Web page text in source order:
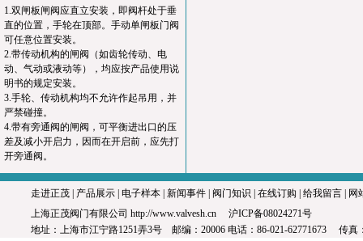
1.双闸板闸阀应直立安装，即阀杆处于垂
直的位置，手轮在顶部。手动单闸板门阀
可任意位置安装。
2.带传动机构的闸阀（如齿轮传动、电
动、气动或液动等），均应按产品使用说
明书的规定安装。
3.手轮、传动机构均不允许作起吊用，并
严禁碰撞。
4.带有旁通阀的闸阀，可平衡进出口的压
差及减小开启力，因而在开启前，应先打
开旁通阀。
走进正茂 产品展示 电子样本 新闻事件 阀门知识 在线订购 给我留言
网
上海正茂阀门有限公司 http://www.valvesh.cn
沪ICP备08024271号
地址：上海市江宁路1251弄3号 邮编：20006 电话：86-021-62771673 传